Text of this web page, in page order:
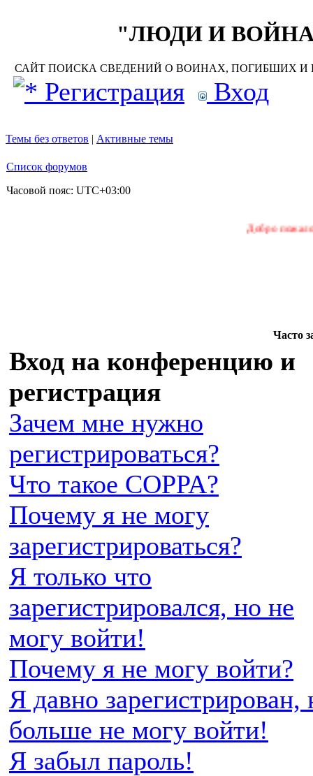
"ЛЮДИ И ВОЙНА"
САЙТ ПОИСКА СВЕДЕНИЙ О ВОИНАХ, ПОГИБШИХ И
Регистрация Вход
Темы без ответов | Активные темы
Список форумов
Часовой пояс: UTC+03:00
Добро пожаловать на
Часто
Вход на конференцию и
регистрация
Зачем мне нужно
регистрироваться?
Что такое COPPA?
Почему я не могу
зарегистрироваться?
Я только что
зарегистрировался, но не
могу войти!
Почему я не могу войти?
Я давно зарегистрирован,
больше не могу войти!
Я забыл пароль!